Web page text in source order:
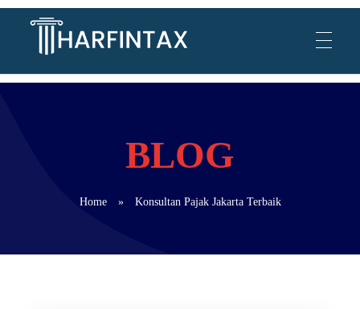
Home » Konsultan Pajak Jakarta Terbaik